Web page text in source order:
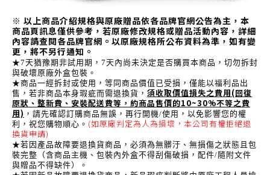
※ 以上商品介紹規格與原廠贈品依各品牌官網公告為主，本
商品頁訊息僅供參考，若原廠修改規格或贈品活動內容，詳細
內容請查閱各品牌官網。以原廠規格所公布資料為準，如有變
更，將不另行通知。
★7天猶豫期非試用期，7天內尚未決定是否購買本商品，切勿拆封
與破壞原廠外盒包裝。
★商品一經拆封或使用，等同商品價值已受損，僅能以福利品出
售，若非商品本身瑕疵而需退換貨， 須收取價值損失之費用(回復
原狀、整新費、安裝配送費等，約商品售價的10~30%不等之費
用) ，請先確認訂購商品無誤，再行開機/使用，以免影響您的權
利，祝您購物順心。 (如原廠判定為人為損壞，本公司有權拒絕退
換貨申請)
★若因產品故障要退換貨商品，必須為無髒汙、無損傷之狀態且包
裝完整（含商品主機、包裝內外盒不得刮傷破損，配件/隨附文件
與贈品不得缺件）。